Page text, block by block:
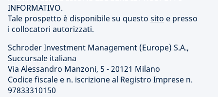
INFORMATIVO.
Tale prospetto è disponibile su questo sito e presso
i collocatori autorizzati.
Schroder Investment Management (Europe) S.A.,
Succursale italiana
Via Alessandro Manzoni, 5 - 20121 Milano
Codice fiscale e n. iscrizione al Registro Imprese n.
97833310150